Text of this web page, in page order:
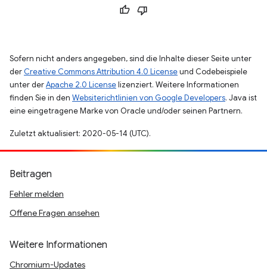
Sofern nicht anders angegeben, sind die Inhalte dieser Seite unter
der Creative Commons Attribution 4.0 Licenseund Codebeispiele
unter derApache 2.0 Licenselizenziert. Weitere Informationen
finden Sie in den Websiterichtlinien von Google Developers. Java ist
eine eingetragene Marke von Oracle und/oder seinen Partnern.
Zuletzt aktualisiert: 2020-05-14 (UTC).
Beitragen
Fehler melden
Offene Fragen ansehen
Weitere Informationen
Chromium-Updates